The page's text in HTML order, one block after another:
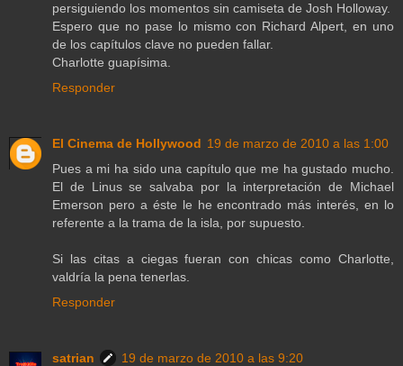
persiguiendo los momentos sin camiseta de Josh Holloway.
Espero que no pase lo mismo con Richard Alpert, en uno
de los capítulos clave no pueden fallar.
Charlotte guapísima.
Responder
El Cinema de Hollywood 19 de marzo de 2010 a las 1:00
Pues a mi ha sido una capítulo que me ha gustado mucho.
El de Linus se salvaba por la interpretación de Michael
Emerson pero a éste le he encontrado más interés, en lo
referente a la trama de la isla, por supuesto.
Si las citas a ciegas fueran con chicas como Charlotte,
valdría la pena tenerlas.
Responder
satrian
19 de marzo de 2010 a las 9:20